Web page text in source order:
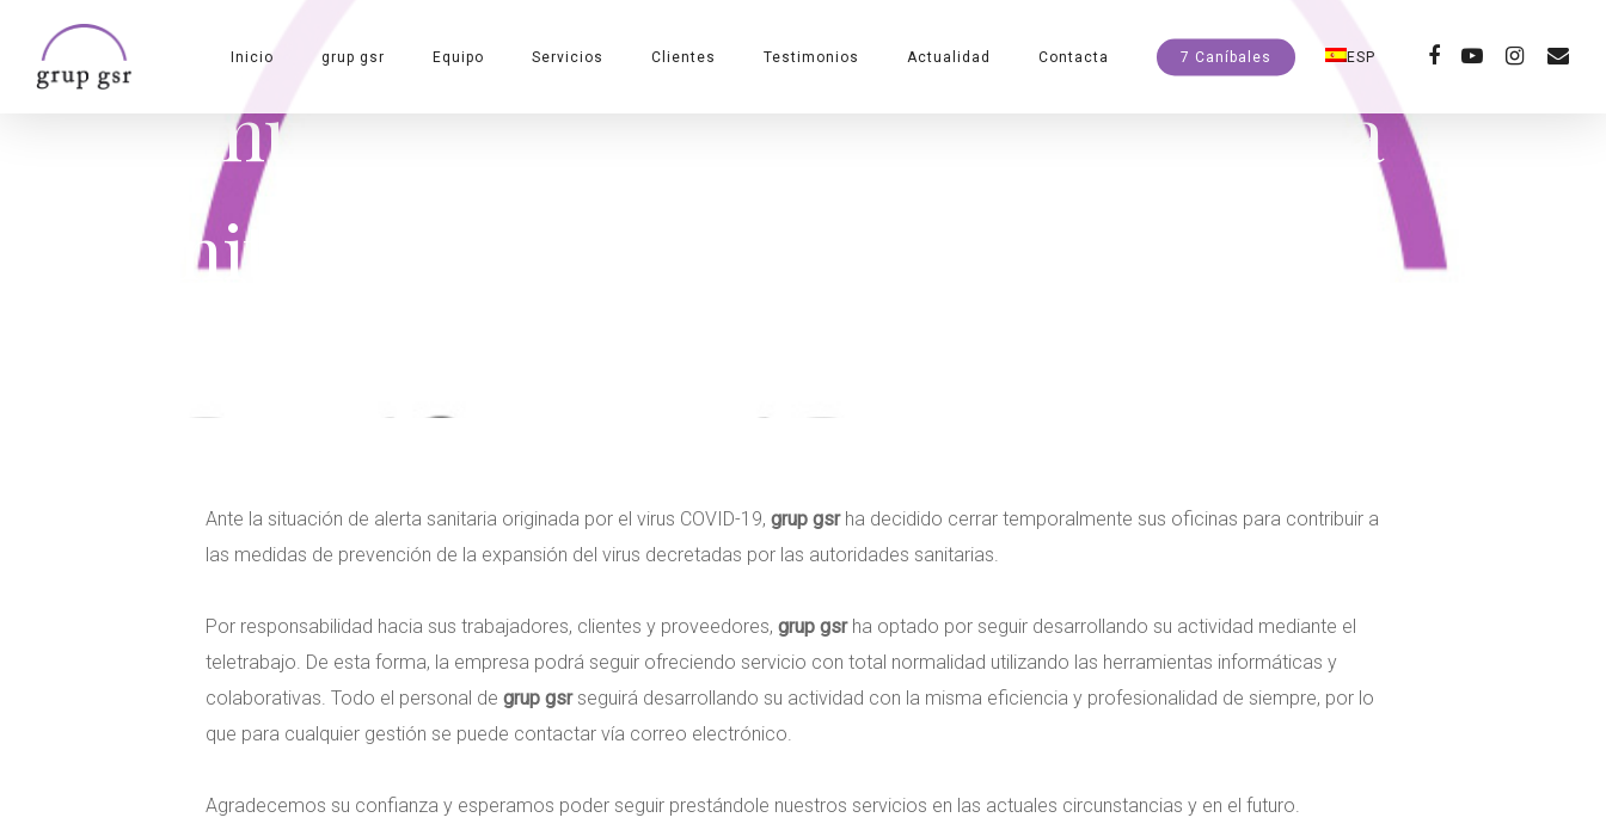
main
Inicio grup gsr Equipo Servicios Clientes Testimonios Actualidad Contacta 7 Caníbales ESP facebookyoutubeinstagram
email
Comunicado ante la situación de alerta
sanitaria por el COVID-19
Ante la situación de alerta sanitaria originada por el virus COVID-19, grup gsr ha decidido cerrar temporalmente sus oficinas para contribuir a
las medidas de prevención de la expansión del virus decretadas por las autoridades sanitarias.
Por responsabilidad hacia sus trabajadores, clientes y proveedores, grup gsrha optado por seguir desarrollando su actividad mediante el
teletrabajo. De esta forma, la empresa podrá seguir ofreciendo servicio con total normalidad utilizando las herramientas informáticas y
colaborativas. Todo el personal de grup gsrseguirá desarrollando su actividad con la misma eficiencia y profesionalidad de siempre, por lo
que para cualquier gestión se puede contactar vía correo electrónico.
Agradecemos su confianza y esperamos poder seguir prestándole nuestros servicios en las actuales circunstancias y en el futuro.